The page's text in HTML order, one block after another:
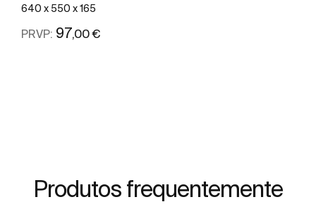
640 x 550 x 165
PRVP: 97,00 €
Produtos frequentemente